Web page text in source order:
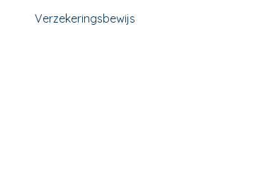
Verzekeringsbewijs